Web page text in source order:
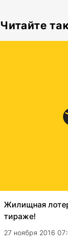
Читайте
Жилищная
тираже!
27 ноября 2016